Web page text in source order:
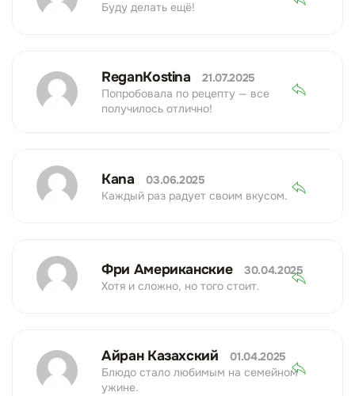
Буду делать ещё!
ReganKostina
21.07.2025
Попробовала по рецепту — все
получилось отлично!
Kana
03.06.2025
Каждый раз радует своим вкусом.
Фри Американские
30.04.2025
Хотя и сложно, но того стоит.
Айран Казахский
01.04.2025
Блюдо стало любимым на семейном
ужине.